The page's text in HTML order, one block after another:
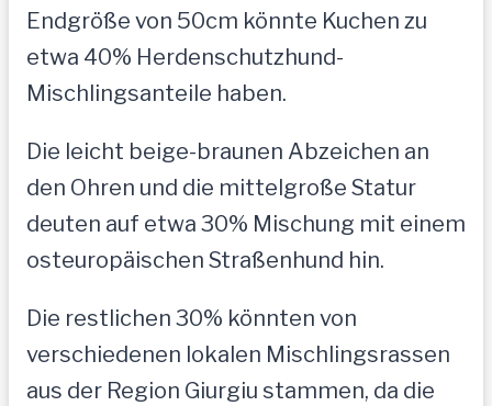
Endgröße von 50cm könnte Kuchen zu
etwa 40% Herdenschutzhund-
Mischlingsanteile haben.
Die leicht beige-braunen Abzeichen an
den Ohren und die mittelgroße Statur
deuten auf etwa 30% Mischung mit einem
osteuropäischen Straßenhund hin.
Die restlichen 30% könnten von
verschiedenen lokalen Mischlingsrassen
aus der Region Giurgiu stammen, da die